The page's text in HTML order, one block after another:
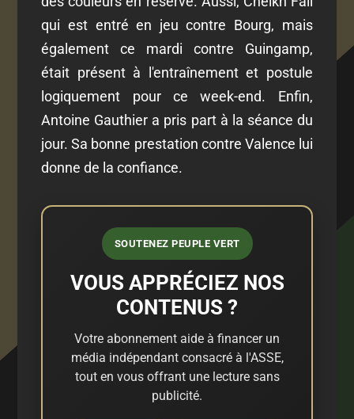
qui est entré en jeu contre Bourg, mais
également ce mardi contre Guingamp,
était présent à l'entraînement et postule
logiquement pour ce week-end. Enfin,
Antoine Gauthier a pris part à la séance du
jour. Sa bonne prestation contre Valence lui
donne de la confiance.
SOUTENEZ PEUPLE VERT
VOUS APPRÉCIEZ NOS
CONTENUS ?
Votre abonnement aide à financer un
média indépendant consacré à l'ASSE,
tout en vous offrant une lecture sans
publicité.